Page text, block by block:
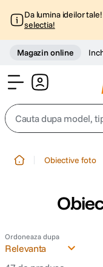
Da lumina ideilor
selectia!
Magazin online
Cauta dupa model,
trepied
3. trepied telefon
Obiective foto
Ordoneaza dupa
Relevanta